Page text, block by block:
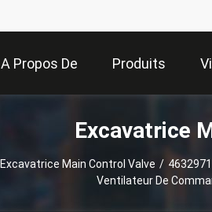
A Propos De
Nous
Produits
Excavatrice
Excavatrice Main Control Valve /
Ventilateur De